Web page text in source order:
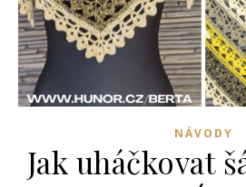
NÁVODY
Jak uháčkovat